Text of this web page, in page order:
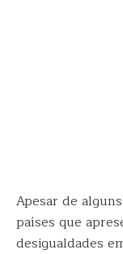
Apesar de
países que
desigualdades